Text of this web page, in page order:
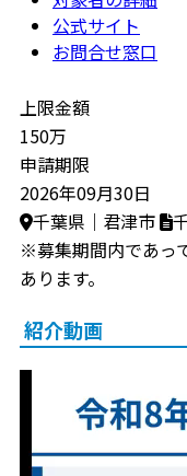
公式サイト
お問合せ窓口
上限金額
150万
申請期限
2026年09月30日
千葉県｜君津市
※募集期間内であっ
あります。
紹介動画